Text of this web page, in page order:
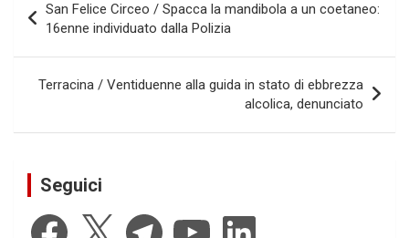
articoli
San Felice Circeo / Spacca la mandibola a un coetaneo:
16enne individuato dalla Polizia
Terracina / Ventiduenne alla guida in stato di ebbrezza
alcolica, denunciato
Seguici
Facebook Telegram YouTube LinkedIn